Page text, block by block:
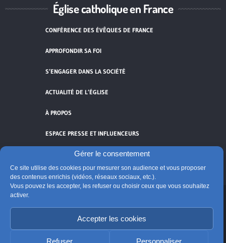
Gérer le consentement
Ce site utilise des cookies pour mesurer son audience et vous proposer
des contenus enrichis (vidéos, réseaux sociaux, etc.).
Vous pouvez les accepter, les refuser ou choisir ceux que vous souhaitez
activer.
Accepter les cookies
Refuser Personnaliser
Église catholique en France
CONFÉRENCE DES ÉVÊQUES DE FRANCE
APPROFONDIR SA FOI
S’ENGAGER DANS LA SOCIÉTÉ
ACTUALITÉ DE L’ÉGLISE
À PROPOS
ESPACE PRESSE ET INFLUENCEURS
Cliquez pour accepter les cookies de
vidéos et réseaux sociaux et activer ce
contenu.
Édité par la Conférence des évêques de France